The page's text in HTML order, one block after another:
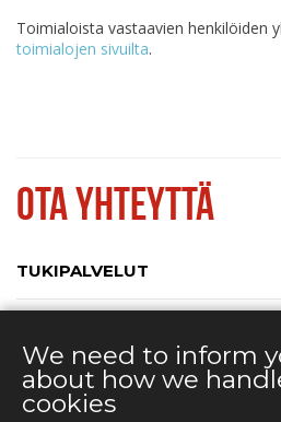
Toimialoista vastaavien henkilöiden
toimialojen sivuilta.
OTA YHTEYTTÄ
TUKIPALVELUT
We need to inform
about how we
cookies